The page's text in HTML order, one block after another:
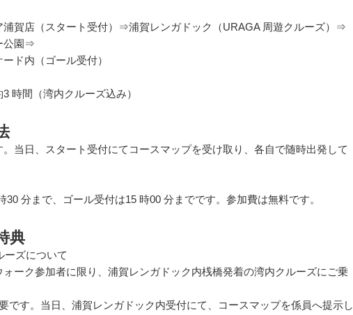
賀店（スタート受付）⇒浦賀レンガドック（URAGA 周遊クルーズ）⇒
公園⇒
ド内（ゴール受付）
時間（湾内クルーズ込み）
当日、スタート受付にてコースマップを受け取り、各自で随時出発して
30 分まで、ゴール受付は15 時00 分までです。参加費は無料です。
典
ーズについて
ォーク参加者に限り、浦賀レンガドック内桟橋発着の湾内クルーズにご乗
です。当日、浦賀レンガドック内受付にて、コースマップを係員へ提示し